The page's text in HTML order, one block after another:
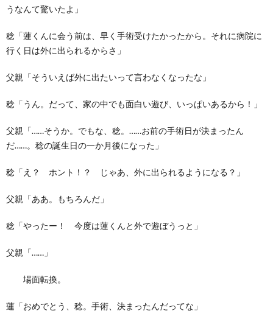
うなんて驚いたよ」
稔「蓮くんに会う前は、早く手術受けたかったから。それに病院に
行く日は外に出られるからさ」
父親「そういえば外に出たいって言わなくなったな」
稔「うん。だって、家の中でも面白い遊び、いっぱいあるから！」
父親「……そうか。でもな、稔。……お前の手術日が決まったん
だ……。稔の誕生日の一か月後になった」
稔「え？ ホント！？ じゃあ、外に出られるようになる？」
父親「ああ。もちろんだ」
稔「やったー！ 今度は蓮くんと外で遊ぼうっと」
父親「……」
場面転換。
蓮「おめでとう、稔。手術、決まったんだってな」